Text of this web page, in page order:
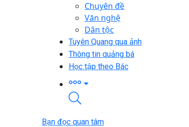
Chuyên đề
Văn nghệ
Dân tộc
Tuyên Quang qua ảnh
Thông tin quảng bá
Học tập theo Bác
Bạn đọc quan tâm